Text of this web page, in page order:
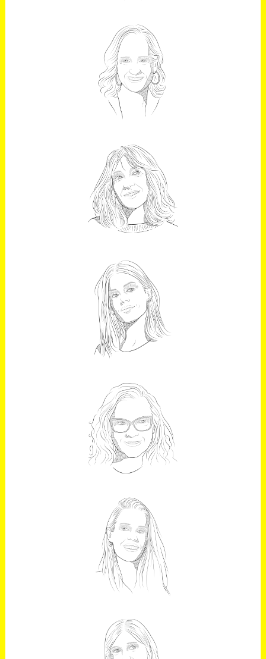
MARÍA MALFAZ
Profesora titular de la Universidad
Carlos III de Madrid y miembro del
grupo de investigación Robotics Lab
IDOIA SOTA
Subdirectora de Forbes España
CRISTINA
BARRANCO
Directora general de OMD España
CLARA GRIMA
Profesora titular de Matemática
Aplicada en la Universidad de Sevilla
y divulgadora
ONA CARBONELL
NADADORA, CAMPEONA OLÍMPICA
MARÍA BLASCO